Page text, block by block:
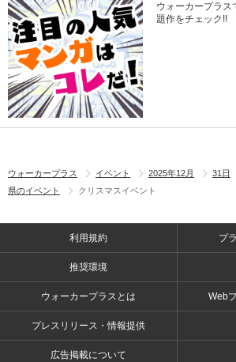
ウォーカープラス
題作をチェック!!
ウォーカープラス イベント 2025年12月 31日
県のイベント
クリスマスイベント
利用規約 プ
推奨環境
ウォーカープラスとは Web
プレスリリース・情報提供
広告掲載について